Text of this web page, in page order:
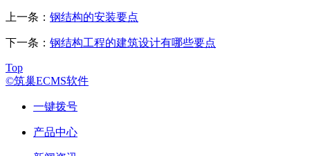
上一条： 钢结构的安装要点
下一条： 钢结构工程的建筑设计有哪些要点
Top
©筑巢ECMS软件
一键拨号
产品中心